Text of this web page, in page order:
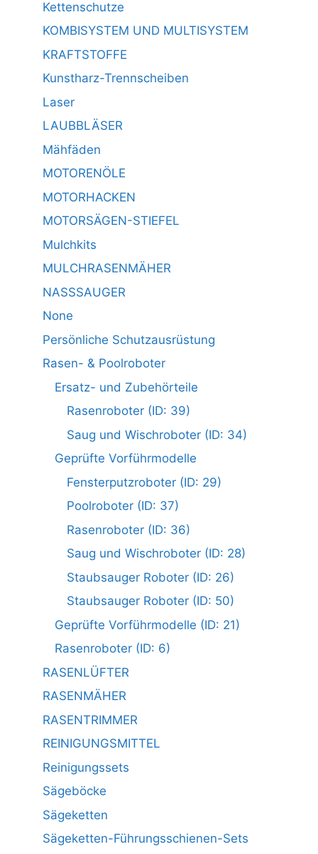
Kettenschutze
KOMBISYSTEM UND MULTISYSTEM
KRAFTSTOFFE
Kunstharz-Trennscheiben
Laser
LAUBBLÄSER
Mähfäden
MOTORENÖLE
MOTORHACKEN
MOTORSÄGEN-STIEFEL
Mulchkits
MULCHRASENMÄHER
NASSSAUGER
None
Persönliche Schutzausrüstung
Rasen- & Poolroboter
Ersatz- und Zubehörteile
Rasenroboter (ID: 39)
Saug und Wischroboter (ID: 34)
Geprüfte Vorführmodelle
Fensterputzroboter (ID: 29)
Poolroboter (ID: 37)
Rasenroboter (ID: 36)
Saug und Wischroboter (ID: 28)
Staubsauger Roboter (ID: 26)
Staubsauger Roboter (ID: 50)
Geprüfte Vorführmodelle (ID: 21)
Rasenroboter (ID: 6)
RASENLÜFTER
RASENMÄHER
RASENTRIMMER
REINIGUNGSMITTEL
Reinigungssets
Sägeböcke
Sägeketten
Sägeketten-Führungsschienen-Sets